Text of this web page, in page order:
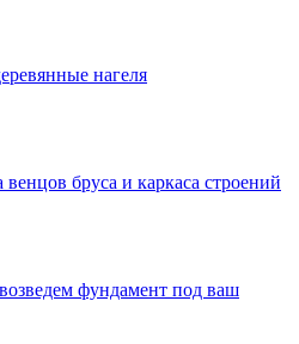
нагеля
бруса и каркаса строений
фундамент под ваш